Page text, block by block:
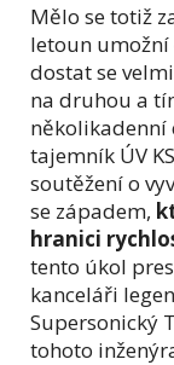
Mělo se totiž
letoun umožní
dostat se
na druhou a
několikadenní
tajemník ÚV
soutěžení o
se západem,
hranici
tento úkol
kanceláři
Supersonický
tohoto